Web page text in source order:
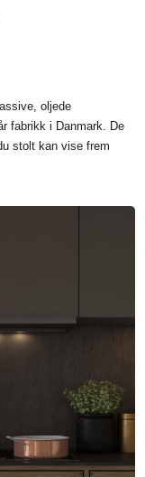
oljede
fabrikk i Danmark. De
stolt kan vise frem